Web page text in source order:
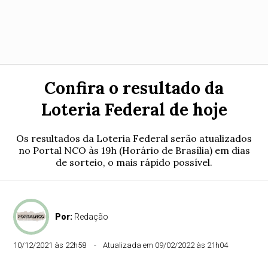
Confira o resultado da
Loteria Federal de hoje
Os resultados da Loteria Federal serão atualizados
no Portal NCO às 19h (Horário de Brasília) em dias
de sorteio, o mais rápido possível.
Por: Redação
10/12/2021 às 22h58 Atualizada em 09/02/2022 às 21h04